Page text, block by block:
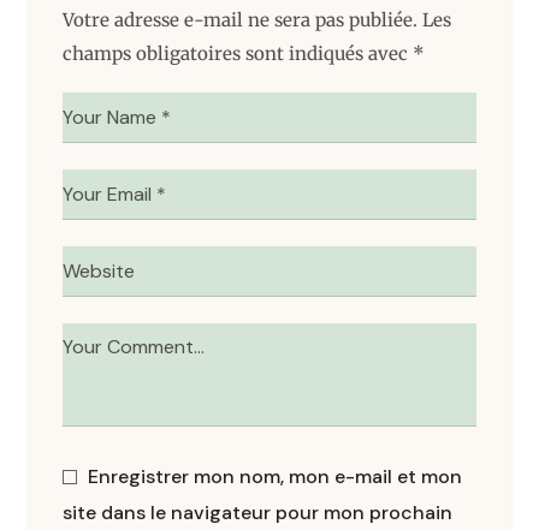
Votre adresse e-mail ne sera pas publiée. Les
champs obligatoires sont indiqués avec *
Enregistrer mon nom, mon e-mail et mon
site dans le navigateur pour mon prochain